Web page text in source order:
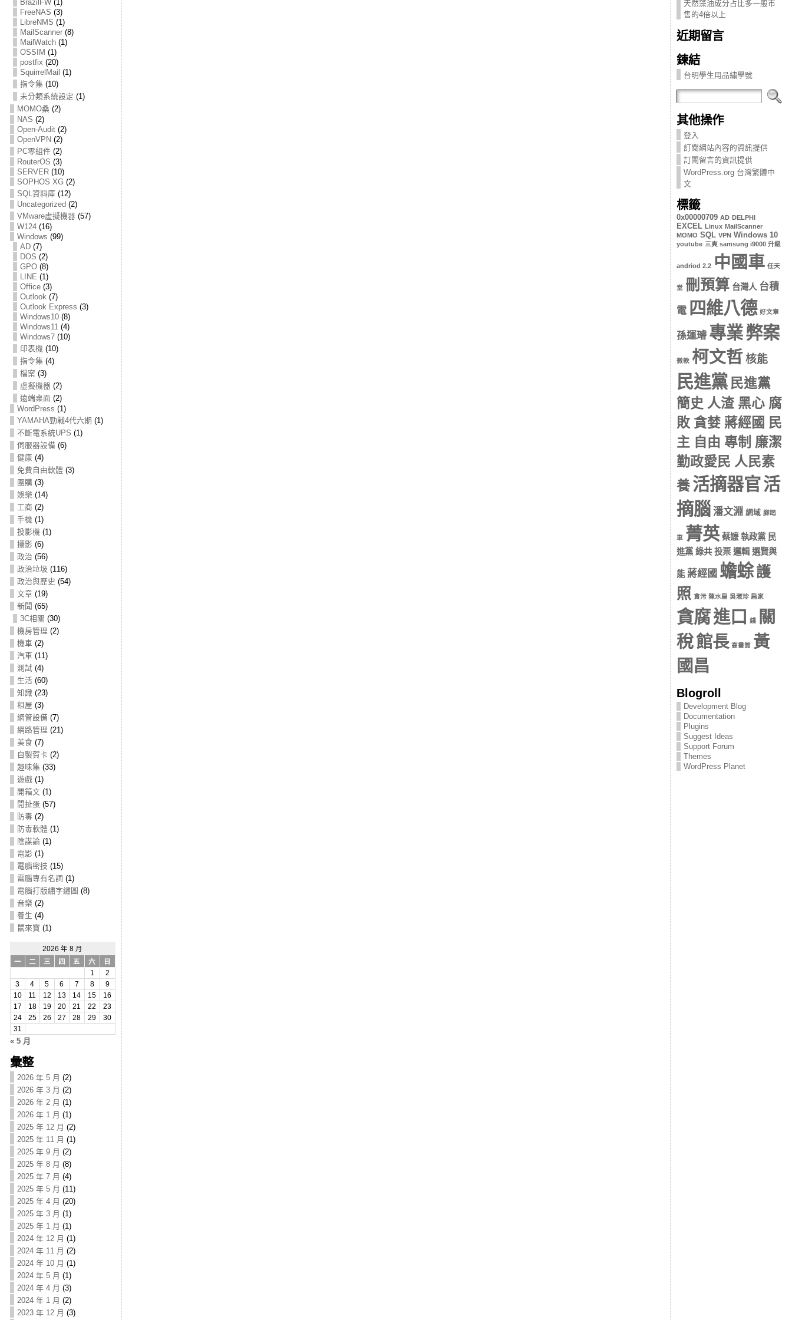
BrazilFW(1)
FreeNAS (3)
LibreNMS (1)
MailScanner(8)
MailWatch(1)
OSSIM (1)
postfix (20)
SquirrelMail (1)
指令集 (10)
未分類系統設定 (1)
MOMO桑 (2)
NAS (2)
Open-Audit(2)
OpenVPN (2)
PC零組件(2)
RouterOS (3)
SERVER(10)
SOPHOS XG (2)
SQL資料庫(12)
Uncategorized (2)
VMware虛擬機器 (57)
W124(16)
Windows (99)
AD(7)
DOS (2)
GPO(8)
LINE (1)
Office(3)
Outlook(7)
Outlook Express (3)
Windows10(8)
Windows11(4)
Windows7(10)
印表機 (10)
指令集 (4)
檔案 (3)
虛擬機器 (2)
遠端桌面 (2)
WordPress (1)
YAMAHA勁戰4代六期 (1)
不斷電系統UPS (1)
伺服器設備 (6)
健康(4)
免費自由軟體 (3)
團購(3)
娛樂 (14)
工商 (2)
手機 (1)
投影機 (1)
攝影 (6)
政治 (56)
政治垃圾 (116)
政治與歷史 (54)
文章 (19)
新聞 (65)
3C相關 (30)
機房管理 (2)
機車(2)
汽車(11)
測試(4)
生活(60)
知識 (23)
租屋 (3)
網管設備 (7)
網路管理 (21)
美食 (7)
自製賀卡 (2)
趣味集 (33)
遊戲(1)
開箱文(1)
閒扯蛋 (57)
防毒(2)
防毒軟體 (1)
陰謀論(1)
電影 (1)
電腦密技 (15)
電腦專有名詞 (1)
電腦打版繡字繡圖 (8)
音樂 (2)
養生 (4)
鼠來寶 (1)
2026 年 8 月
一
二 三 四 五 六
日
1
2
3
4 5 6 7 8
9
10
11 12 13 14 15
16
17
18 19 20 21 22
23
24
25 26 27 28 29
30
31
« 5 月
彙整
2026 年 5 月 (2)
2026 年 3 月 (2)
2026 年 2 月 (1)
2026 年 1 月 (1)
2025 年 12 月 (2)
2025 年 11 月 (1)
2025 年 9 月 (2)
2025 年 8 月 (8)
2025 年 7 月 (4)
2025 年 5 月 (11)
2025 年 4 月 (20)
2025 年 3 月 (1)
2025 年 1 月 (1)
2024 年 12 月 (1)
2024 年 11 月 (2)
2024 年 10 月 (1)
2024 年 5 月 (1)
2024 年 4 月 (3)
2024 年 1 月 (2)
2023 年 12 月 (3)
天然藻油成分占比多一般市
售的4倍以上
近期留言
鍊結
台明學生用品繡學號
其他操作
登入
訂閱網站內容的資訊提供
訂閱留言的資訊提供
WordPress.org 台灣繁體中
文
標籤
0x00000709 AD DELPHI
EXCEL Linux MailScanner
MOMO SQL VPN Windows 10
youtube 三爽 samsung i9000 升級
andriod 2.2 中國車 任天
堂 刪預算 台灣人 台積
電 四維八德 好文章
孫運璿 專業弊案
微軟 柯文哲 核能
民進黨 民進黨
簡史 人渣 黑心 腐
敗 貪婪 蔣經國 民
主 自由 專制 廉潔
勤政愛民 人民素
養 活摘器官活
摘腦 潘文淵 網域 腳踏
車 菁英 蔡嬤 執政黨 民
進黨 綠共 投票 邏輯 選賢與
能 蔣經國 蟾蜍護
照 貪污 陳水扁 吳淑珍 扁家
貪腐進口 錢
關
稅館長 高畫質 黃
國昌
Blogroll
Development Blog
Documentation
Plugins
Suggest Ideas
Support Forum
Themes
WordPress Planet